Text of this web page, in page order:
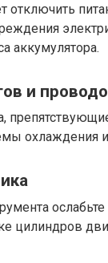
отключить
аккумулятора.
и
охлаждения
цилиндров